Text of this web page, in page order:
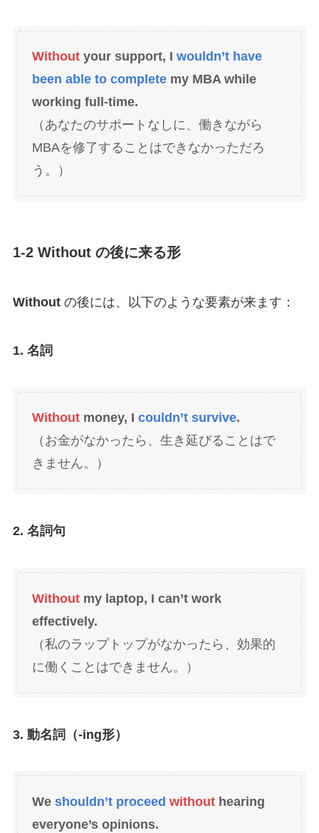
Without your support, I wouldn’t have
been able to complete my MBA while
working full-time.
（あなたのサポートなしに、働きながら
MBAを修了することはできなかっただろ
う。）
1-2 Without の後に来る形
Withoutの後には、以下のような要素が来ます：
1. 名詞
Without money, I couldn’t survive.
（お金がなかったら、生き延びることはで
きません。）
2. 名詞句
Withoutmy laptop, I can’t work
effectively.
（私のラップトップがなかったら、効果的
に働くことはできません。）
3. 動名詞（-ing形）
We shouldn’t proceed without hearing
everyone’s opinions.